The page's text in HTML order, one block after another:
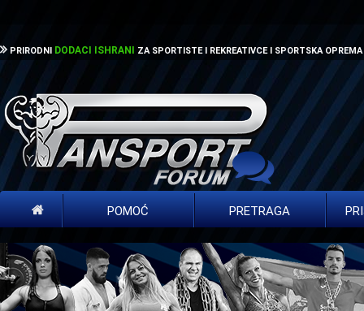
PRIRODNI DODACI ISHRANI ZA SPORTISTE I REKREATIVCE I SPORTSKA OPREMA
POMOĆ PRETRAGA